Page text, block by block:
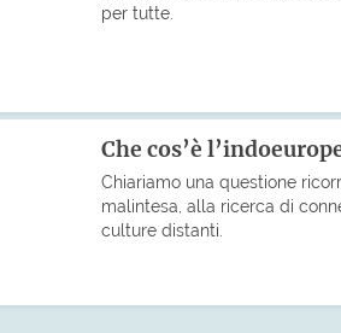
per tutte.
Che cos’è
Chiariamo una questione
malintesa, alla ricerca di
culture distanti.